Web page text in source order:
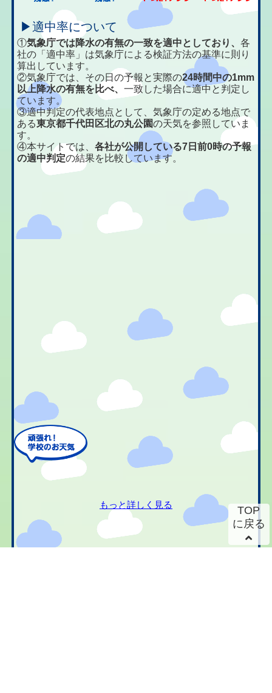
▶適中率について
①気象庁では降水の有無の一致を適中としており、各
社の「適中率」は気象庁による検証方法の基準に則り
算出しています。
②気象庁では、その日の予報と実際の24時間中の1mm
以上降水の有無を比べ、一致した場合に適中と判定し
ています。
③適中判定の代表地点として、気象庁の定める地点で
ある東京都千代田区北の丸公園の天気を参照していま
す。
④本サイトでは、各社が公開している7日前0時の予報
の適中判定の結果を比較しています。
もっと詳しく見る
TOP
に戻る